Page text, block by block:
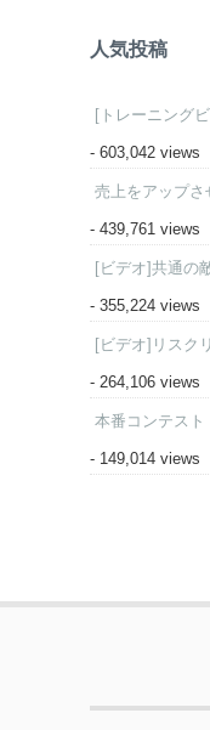
人気投稿
[トレーニング
- 603,042 views
売上をアップさ
- 439,761 views
[ビデオ]共通の
- 355,224 views
[ビデオ]リスク
- 264,106 views
本番コンテスト
- 149,014 views